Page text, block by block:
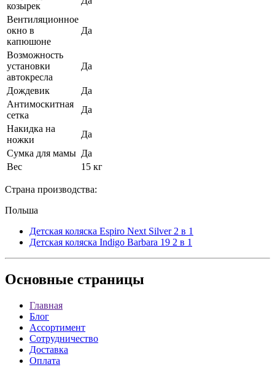
козырек
Вентиляционное
окно в
капюшоне
Да
Возможность
установки
автокресла
Да
Дождевик
Да
Антимоскитная
сетка
Да
Накидка на
ножки
Да
Сумка для мамы Да
Вес
15 кг
Страна производства:
Польша
Детская коляска Espiro Next Silver 2 в 1
Детская коляска Indigo Barbara 19 2 в 1
Основные страницы
Главная
Блог
Ассортимент
Сотрудничество
Доставка
Оплата